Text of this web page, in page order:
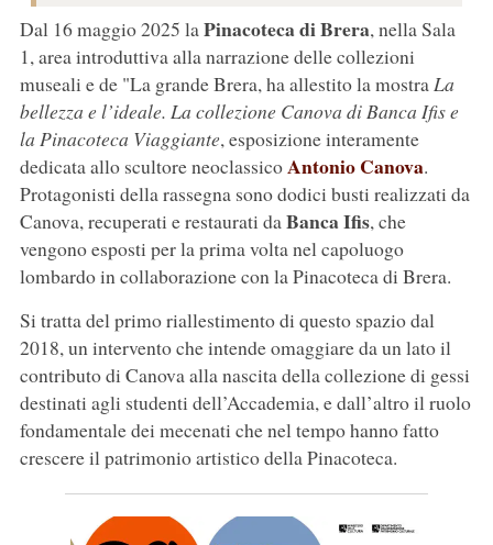
Dal 16 maggio 2025 laPinacoteca di Brera, nella Sala
1, area introduttiva alla narrazione delle collezioni
museali e de "La grande Brera, ha allestito la mostraLa
bellezza e l’ideale. La collezione Canova di Banca Ifis e
la Pinacoteca Viaggiante, esposizione interamente
dedicata allo scultore neoclassicoAntonio Canova.
Protagonisti della rassegna sono dodici busti realizzati da
Canova, recuperati e restaurati daBanca Ifis, che
vengono esposti per la prima volta nel capoluogo
lombardo in collaborazione con la Pinacoteca di Brera.
Si tratta del primo riallestimento di questo spazio dal
2018, un intervento che intende omaggiare da un lato il
contributo di Canova alla nascita della collezione di gessi
destinati agli studenti dell’Accademia, e dall’altro il ruolo
fondamentale dei mecenati che nel tempo hanno fatto
crescere il patrimonio artistico della Pinacoteca.